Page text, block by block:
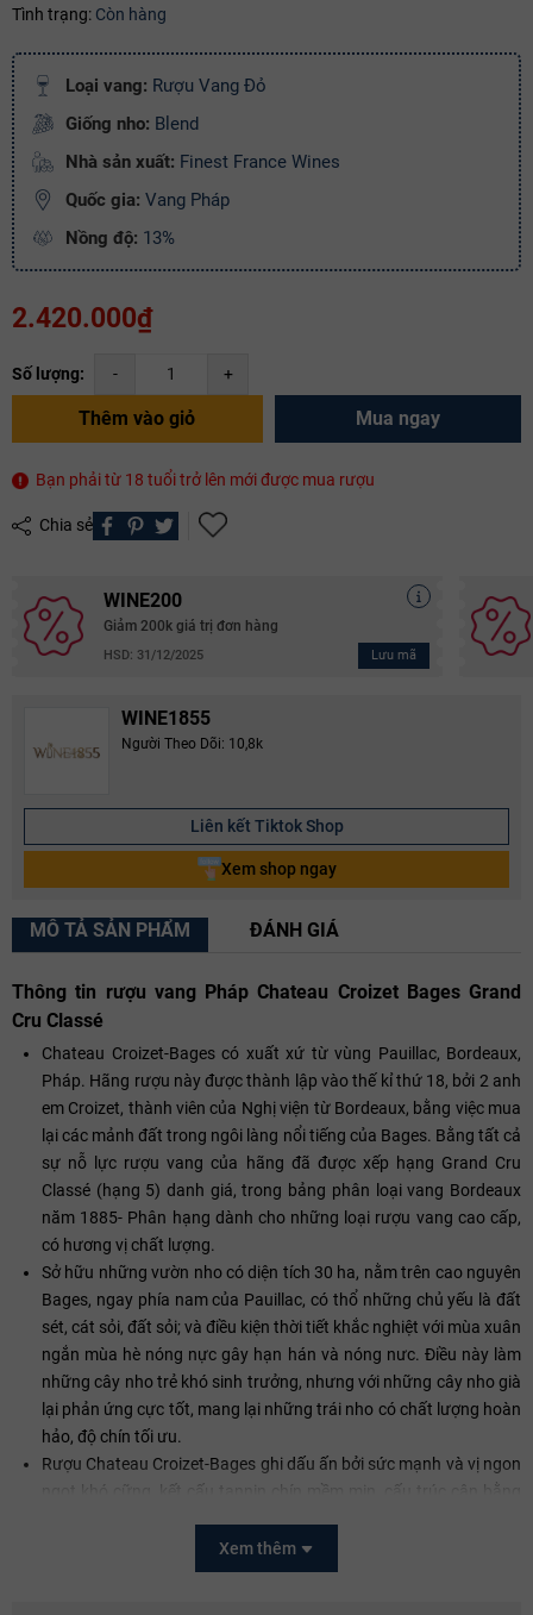
Tình trạng: Còn hàng
Loại vang: Rượu Vang Đỏ
Giống nho: Blend
Nhà sản xuất: Finest France Wines
Quốc gia: Vang Pháp
Nồng độ: 13%
2.420.000₫
Số lượng: - +
Thêm vào giỏ Mua ngay
Bạn phải từ 18 tuổi trở lên mới được mua rượu
Chia sẻ
WINE200
Giảm 200k giá trị đơn hàng
HSD: 31/12/2025 Lưu mã
Ngày hết hạn:
Copy mã và nhập mã ở trang
WINE1855
Người Theo Dõi: 10,8k
Liên kết Tiktok Shop
Xem shop ngay
MÔ TẢ SẢN PHẨM ĐÁNH GIÁ
Thông tin rượu vang Pháp Chateau Croizet Bages Grand
Cru Classé
Chateau Croizet-Bages có xuất xứ từ vùng Pauillac, Bordeaux,
Pháp. Hãng rượu này được thành lập vào thế kỉ thứ 18, bởi 2 anh
em Croizet, thành viên của Nghị viện từ Bordeaux, bằng việc mua
lại các mảnh đất trong ngôi làng nổi tiếng của Bages. Bằng tất cả
sự nỗ lực rượu vang của hãng đã được xếp hạng Grand Cru
Classé (hạng 5) danh giá, trong bảng phân loại vang Bordeaux
năm 1885- Phân hạng dành cho những loại rượu vang cao cấp,
có hương vị chất lượng.
Sở hữu những vườn nho có diện tích 30 ha, nằm trên cao nguyên
Bages, ngay phía nam của Pauillac, có thổ những chủ yếu là đất
sét, cát sỏi, đất sỏi; và điều kiện thời tiết khắc nghiệt với mùa xuân
ngắn mùa hè nóng nực gây hạn hán và nóng nưc. Điều này làm
những cây nho trẻ khó sinh trưởng, nhưng với những cây nho già
lại phản ứng cực tốt, mang lại những trái nho có chất lượng hoàn
hảo, độ chín tối ưu.
Rượu Chateau Croizet-Bages ghi dấu ấn bởi sức mạnh và vị ngon
ngọt khó cững, kết cấu tannin chín mềm mịn, cấu trúc cân bằng
Xem thêm